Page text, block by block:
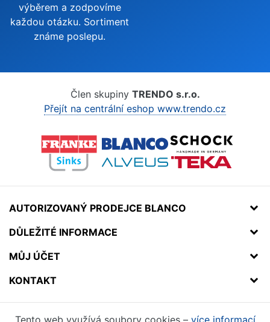
výběrem a zodpovíme
každou otázku. Sortiment
známe poslepu.
Člen skupiny TRENDO s.r.o.
Přejít na centrální eshop www.trendo.cz
AUTORIZOVANÝ PRODEJCE BLANCO
DŮLEŽITÉ INFORMACE
MŮJ ÚČET
KONTAKT
Tento web využívá soubory cookies – více informací